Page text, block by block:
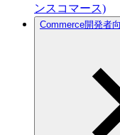
ンスコマース)
Commerce開発者